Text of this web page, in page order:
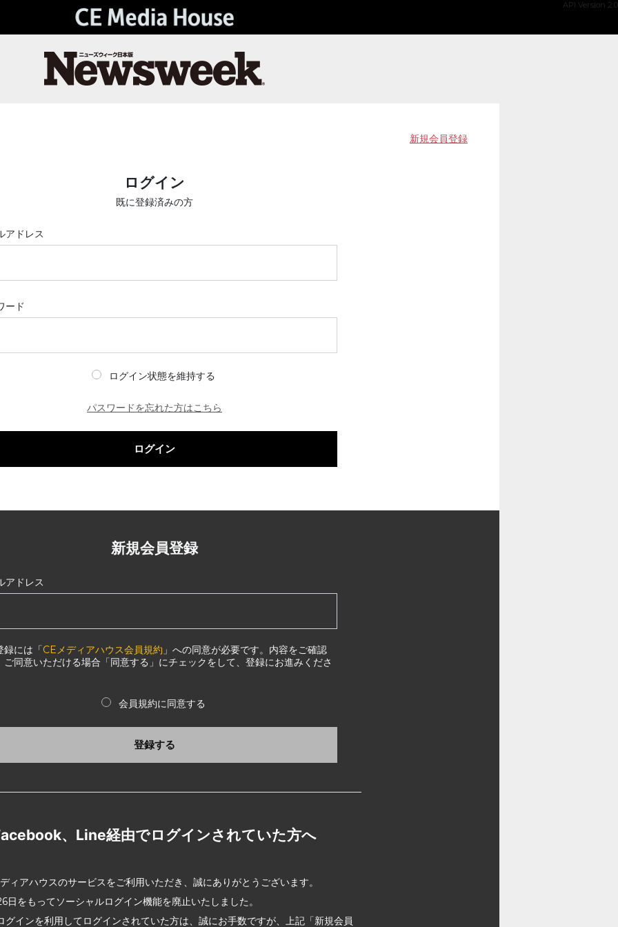
API Version 2.0
新規会員登録
ログイン
既に登録済みの方
アドレス
ード
ログイン状態を維持する
パスワードを忘れた方はこちら
ログイン
新規会員登録
アドレス
録には「CEメディアハウス会員規約 」への同意が必要です。内容をご確認
ご同意いただける場合「同意する」にチェックをして、登録にお進みくださ
会員規約に同意する
登録する
、Line経由でログインされていた方へ
ィアハウスのサービスをご利用いただき、誠にありがとうございます。
日をもってソーシャルログイン機能を廃止いたしました。
グインを利用してログインされていた方は、誠にお手数ですが、上記「新規会員